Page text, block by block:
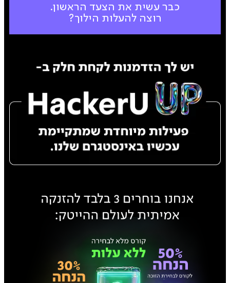
כבר עשית את הצעד הראשון.
רוצה להעלות הילוך?